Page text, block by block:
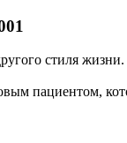
стиля
пациентом,